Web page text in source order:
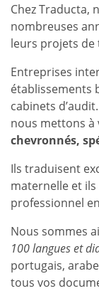
Chez Traducta,
nombreuses
leurs projets
Entreprises
établissements
cabinets
nous mettons
chevronnés,
Ils traduisent
maternelle et
professionnel
Nous sommes
100 langues et
portugais,
tous vos